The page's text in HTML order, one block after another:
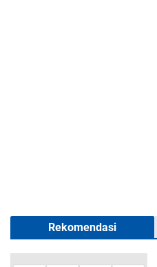
Rekomendasi